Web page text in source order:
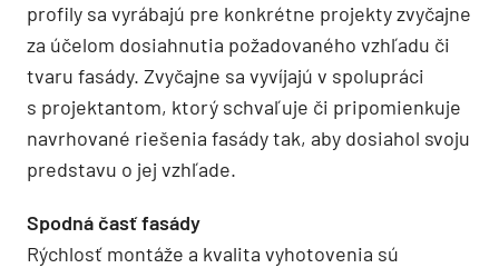
profily sa vyrábajú pre konkrétne projekty zvyčajne
za účelom dosiahnutia požadovaného vzhľadu či
tvaru fasády. Zvyčajne sa vyvíjajú v spolupráci
s projektantom, ktorý schvaľuje či pripomienkuje
navrhované riešenia fasády tak, aby dosiahol svoju
predstavu o jej vzhľade.
Spodná časť fasády
Rýchlosť montáže a kvalita vyhotovenia sú